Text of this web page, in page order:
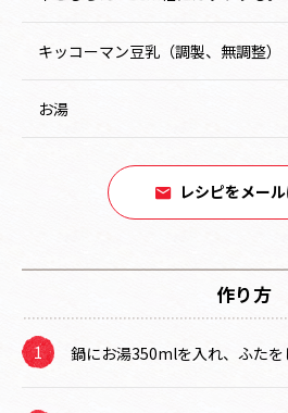
キッコーマン豆乳（調製、無調整）
お湯
レシピをメー
作り方
鍋にお湯350mlを入れ、ふたを